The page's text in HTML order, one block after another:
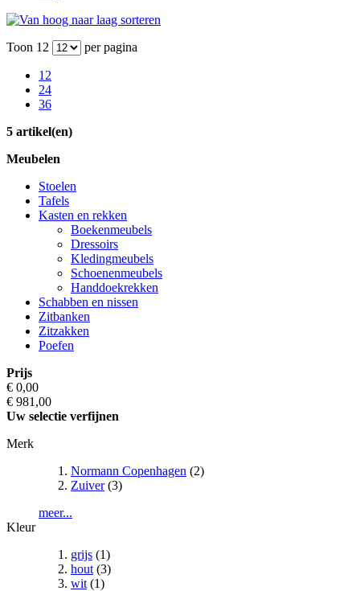
Toon 12 per pagina
12
24
36
5 artikel(en)
Meubelen
Stoelen
Tafels
Kasten en rekken
Boekenmeubels
Dressoirs
Kledingmeubels
Schoenenmeubels
Handdoekrekken
Schabben en nissen
Zitbanken
Zitzakken
Poefen
Prijs
€ 0,00
€ 981,00
Uw selectie verfijnen
Merk
Normann Copenhagen (2)
Zuiver(3)
meer...
Kleur
grijs (1)
hout (3)
wit (1)